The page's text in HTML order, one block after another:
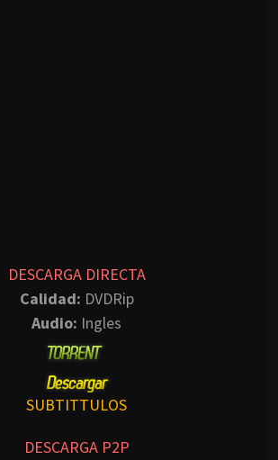
DESCARGA DIRECTA
Calidad: DVDRip
Audio: Ingles
SUBTITTULOS
DESCARGA P2P